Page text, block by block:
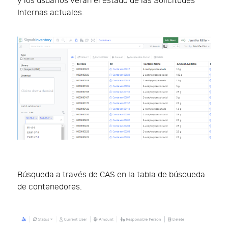
Internas actuales.
Búsqueda a través de CAS en la tabla de búsqueda
de contenedores.